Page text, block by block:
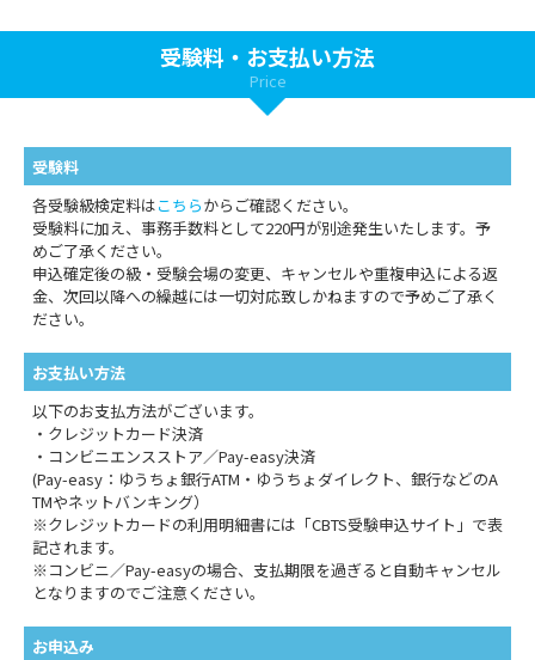
せた必要かつ適切な安全管理措置を実施します。
4.確認・訂正・利用停止等の方法
個人情報主体は、各自の「マイページ」にログインすることで、自
分の登録している個人情 報の確認・訂正を行うことができます。自
絡をし、個人情報の利用停止依頼をしてください。
5. 委託について
当協会は、個人情報の収集・利用目的の達成に必要な範囲で、外部
の事業者に個人情報を送信したり、管理を委託する場合がありま
す。この場合、当協会は個人情報を適切に管理する 事業者を選定
し、個人情報の取扱い条件を含む業務委託契約を締結します。ま
た、委託先に対しては必要に応じて教育・監督を行い、個人情報の
なお、当協会は検定運営のシステムおよび事務局業務の一部をプラ
イバシー・マークを取得している株式会社シー・ビー・ ティ・ソリ
ューションズに委託しております。
（ 株式会社シー・ビー・ティ・ソリューションズのプライバシー・
ポリシー）
また、当協会はダイレクト・メールで検定要項などを郵送する業務
をプライバシー・マーク を取得している株式会社スタイルに委託し
ております。（株式会社スタイルのプライバシー・ポリシー）
6. 個人情報の第三者への非開示・非提供
当協会は、収集した個人情報を、次の場合を除き第三者に開示・提
供いたしません。
受験料・お支払い方法
Price
受験料
各受験級検定料はこちらからご確認ください。
受験料に加え、事務手数料として220円が別途発生いたします。予
めご了承ください。
申込確定後の級・受験会場の変更、キャンセルや重複申込による返
金、次回以降への繰越には一切対応致しかねますので予めご了承く
ださい。
お支払い方法
以下のお支払方法がございます。
・クレジットカード決済
・コンビニエンスストア／Pay-easy決済
(Pay-easy：ゆうちょ銀行ATM・ゆうちょダイレクト、銀行などのA
TMやネットバンキング）
※クレジットカードの利用明細書には「CBTS受験申込サイト」で表
記されます。
※コンビニ／Pay-easyの場合、支払期限を過ぎると自動キャンセル
となりますのでご注意ください。
お申込み